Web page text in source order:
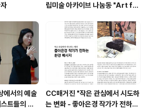
립미술 아카이브 나눔동 "Art for
의 소리와 색" 협업
에서의 예술
트들의 컨
CC매거진 "작은 관심에서 시도하
는 변화 - 좋아은경 작가가 전하는